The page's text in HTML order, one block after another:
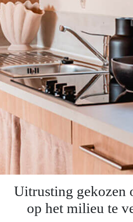
Uitrusting gekozen
op het milieu te